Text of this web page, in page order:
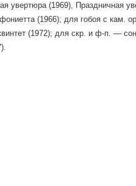
(1969), Праздничная
(1966); для гобоя с кам.
(1972); для скр. и ф-п. —